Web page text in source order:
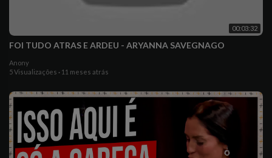
00:03:32
FOI TUDO ATRAS E ARDEU - ARYANNA SAVEGNAGO
Anony
5 Visualizações · 11 meses atrás